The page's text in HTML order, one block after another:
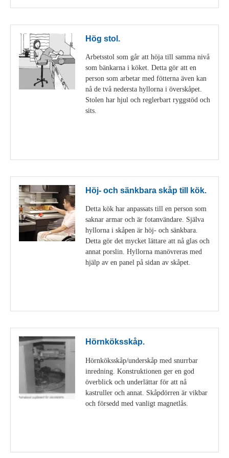
Hög stol.
Arbetsstol som går att höja till samma nivå
som bänkarna i köket. Detta gör att en
person som arbetar med fötterna även kan
nå de två nedersta hyllorna i överskåpet.
Stolen har hjul och reglerbart ryggstöd och
sits.
Höj- och sänkbara skåp till kök.
Detta kök har anpassats till en person som
saknar armar och är fotanvändare. Själva
hyllorna i skåpen är höj- och sänkbara.
Detta gör det mycket lättare att nå glas och
annat porslin. Hyllorna manövreras med
hjälp av en panel på sidan av skåpet.
Hörnköksskåp.
Hörnköksskåp/underskåp med snurrbar
inredning. Konstruktionen ger en god
överblick och underlättar för att nå
kastruller och annat. Skåpdörren är vikbar
och försedd med vanligt magnetlås.